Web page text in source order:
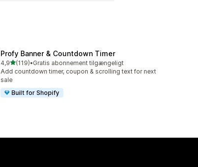
Profy Banner & Countdown Timer
4,9ud af 5 stjerner
(119)
119 anmeldelser i alt
•Gratis abonnement tilgængeligt
Add countdown timer, coupon & scrolling text for next
sale
Built for Shopify